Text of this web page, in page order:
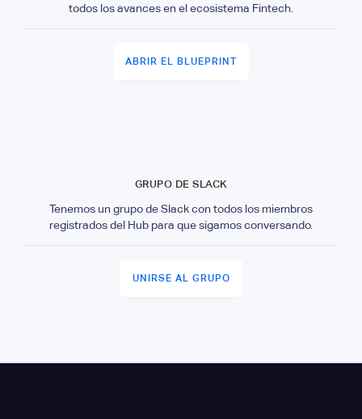
todos los avances en el ecosistema Fintech.
ABRIR EL BLUEPRINT
GRUPO DE SLACK
Tenemos un grupo de Slack con todos los miembros
registrados del Hub para que sigamos conversando.
UNIRSE AL GRUPO